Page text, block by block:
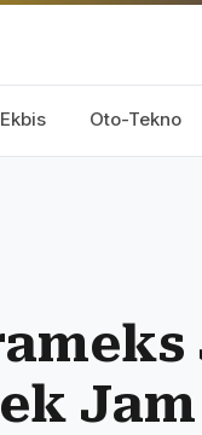
Ekbis Oto-Tekno